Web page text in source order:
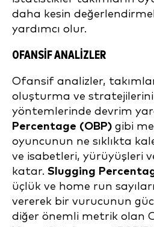
daha kesin
yardımcı olur.
OFANSIF ANALIZLER
Ofansif analizler,
oluşturma ve stratejilerini
yöntemlerinde devrim
Percentage (OBP) gibi
oyuncunun ne sıklıkta
ve isabetleri, yürüyüşleri
katar. Slugging
üçlük ve home run
vererek bir vurucunun
diğer önemli metrik olan